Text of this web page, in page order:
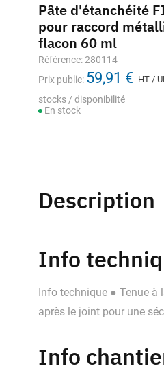
Pâte d'étanchéité
pour raccord
flacon 60 ml
Référence: 280114
Prix public: 59,91 € HT /
stocks / disponibilité
En stock
Description
Info
Info technique ● Tenue à
après le joint pour une
Info